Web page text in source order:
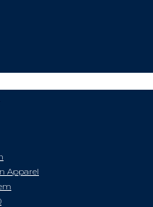
Apparel